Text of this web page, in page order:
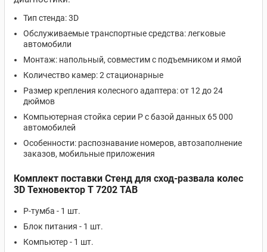
Тип стенда: 3D
Обслуживаемые транспортные средства: легковые
автомобили
Монтаж: напольный, совместим с подъемником и ямой
Количество камер: 2 стационарные
Размер крепления колесного адаптера: от 12 до 24
дюймов
Компьютерная стойка серии P с базой данных 65 000
автомобилей
Особенности: распознавание номеров, автозаполнение
заказов, мобильные приложения
Комплект поставки Стенд для сход-развала колес
3D Техновектор T 7202 TAB
P-тумба - 1 шт.
Блок питания - 1 шт.
Компьютер - 1 шт.